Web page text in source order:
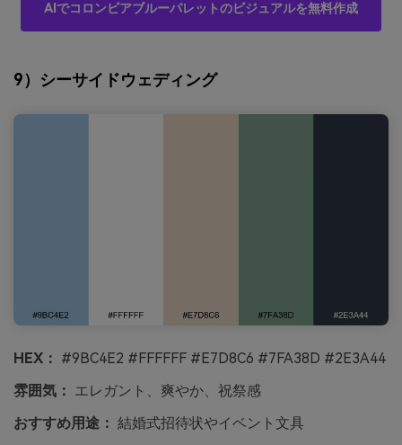
AIでコロンビアブルーパレットのビジュアルを無料作成
9）シーサイドウェディング
HEX： #9BC4E2 #FFFFFF #E7D8C6 #7FA38D #2E3A44
雰囲気： エレガント、爽やか、祝祭感
おすすめ用途： 結婚式招待状やイベント文具